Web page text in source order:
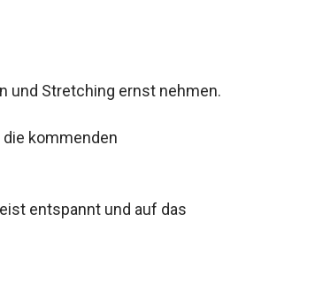
und Stretching ernst nehmen.
kommenden
entspannt und auf das